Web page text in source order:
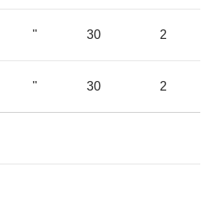
" 30 2
" 30 2